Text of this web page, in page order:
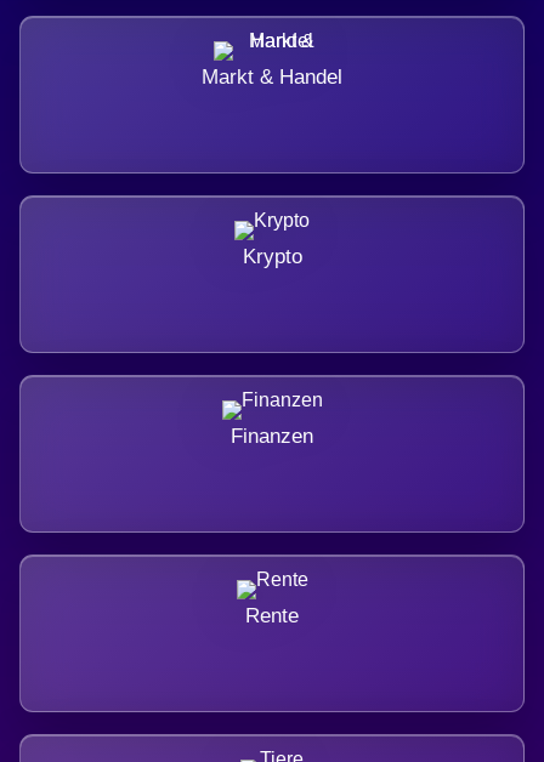
Markt & Handel
Krypto
Finanzen
Rente